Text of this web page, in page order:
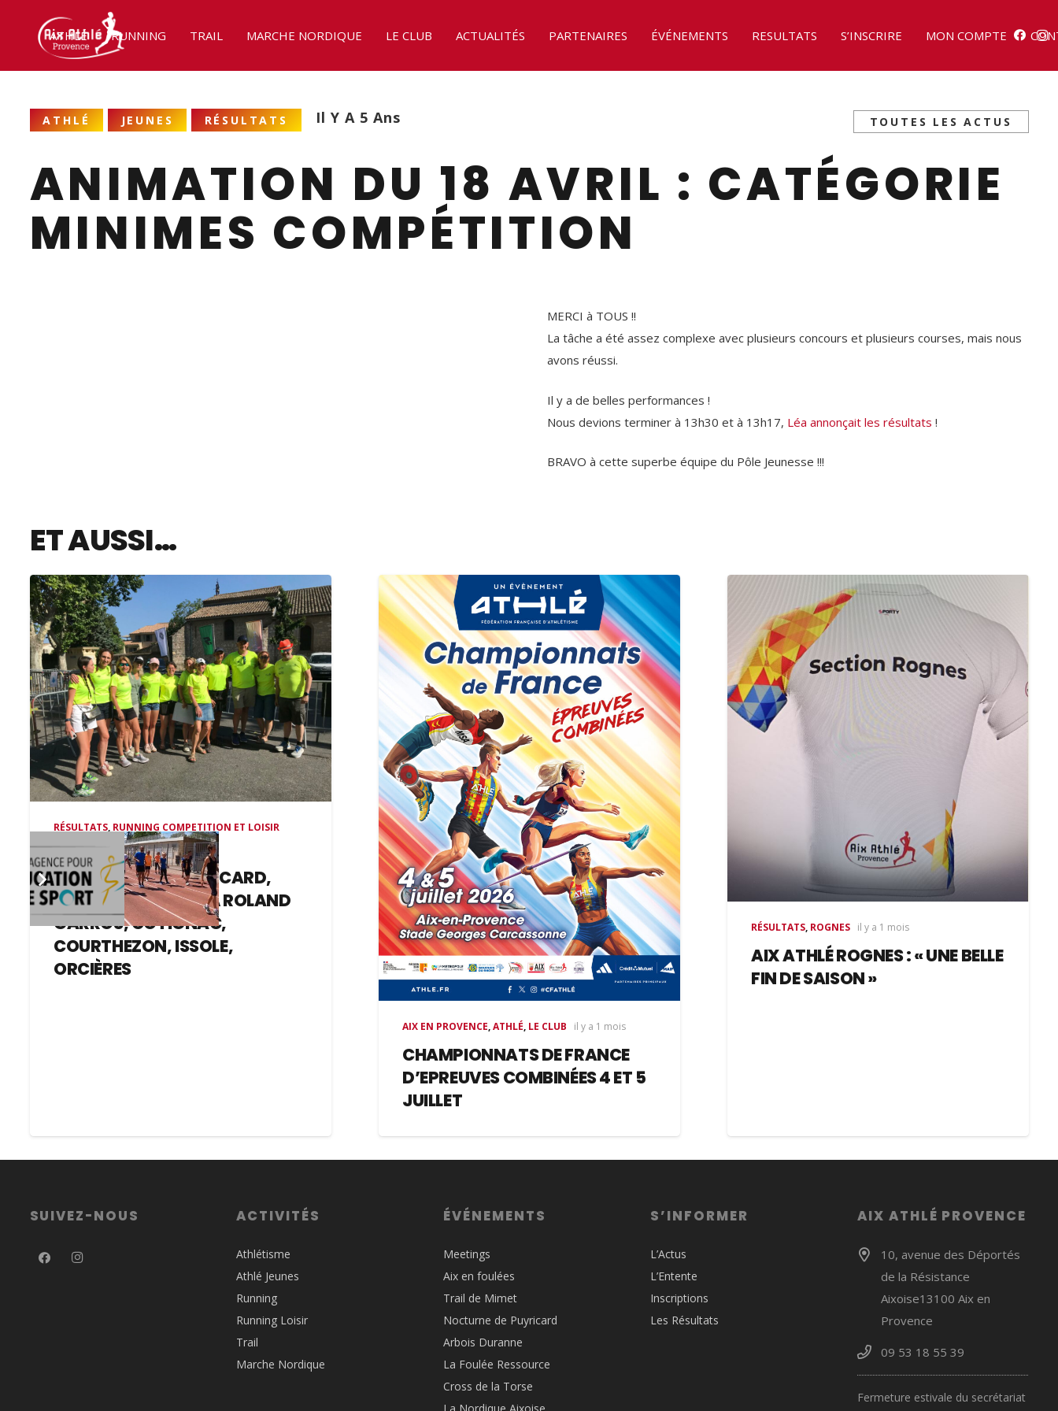
ATHLÉ RUNNING TRAIL MARCHE NORDIQUE LE CLUB ACTUALITÉS PARTENAIRES ÉVÉNEMENTS RESULTATS S’INSCRIRE MON COMPTE
ATHLÉ JEUNES RÉSULTATS Il Y A 5 Ans TOUTES LES ACTUS
ANIMATION DU 18 AVRIL : CATÉGORIE
MINIMES COMPÉTITION
MERCI à TOUS !!
La tâche a été assez complexe avec plusieurs concours et plusieurs courses, mais nous
avons réussi.
Il y a de belles performances !
Nous devions terminer à 13h30 et à 13h17, Léa annonçait les résultats !
BRAVO à cette superbe équipe du Pôle Jeunesse !!!
ET AUSSI…
RÉSULTATS, RUNNING COMPETITION ET LOISIR
il y a 1 mois
NOCTURNE DE PUYRICARD,
RUN SET ET MATCH À ROLAND
GARROS, COTIGNAC,
COURTHEZON, ISSOLE,
ORCIÈRES
AIX EN PROVENCE,ATHLÉ, LE CLUB il y a 1 mois
CHAMPIONNATS DE FRANCE
D’EPREUVES COMBINÉES 4 ET 5
JUILLET
RÉSULTATS, ROGNES il y a 1 mois
AIX ATHLÉ ROGNES : « UNE BELLE
FIN DE SAISON »
SUIVEZ-NOUS ACTIVITÉS
Athlétisme
Athlé Jeunes
Running
Running Loisir
Trail
Marche Nordique
ÉVÉNEMENTS
Meetings
Aix en foulées
Trail de Mimet
Nocturne de Puyricard
Arbois Duranne
La Foulée Ressource
Cross de la Torse
La Nordique Aixoise
S’INFORMER
L’Actus
L’Entente
Inscriptions
Les Résultats
AIX ATHLÉ PROVENCE
10, avenue des Déportés
de la Résistance
Aixoise13100 Aix en
Provence
09 53 18 55 39
Fermeture estivale du secrétariat